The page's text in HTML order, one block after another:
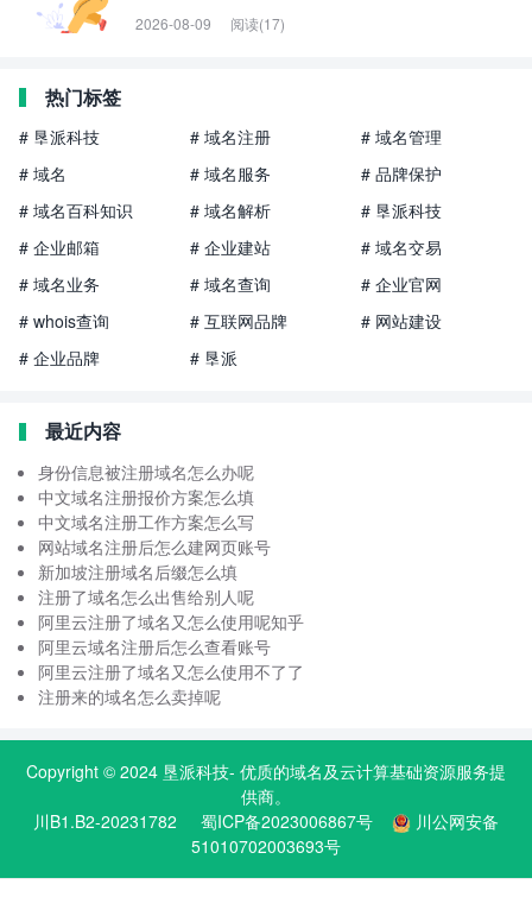
2026-08-09 阅读(17)
热门标签
# 垦派科技 # 域名注册
# 域名管理
# 域名
# 域名服务
# 品牌保护
# 域名百科知识
# 域名解析
# 垦派科技
# 企业邮箱
# 企业建站
# 域名交易
# 域名业务
# 域名查询
# 企业官网
# whois查询
# 互联网品牌
# 网站建设
# 企业品牌
# 垦派
最近内容
身份信息被注册域名怎么办呢
中文域名注册报价方案怎么填
中文域名注册工作方案怎么写
网站域名注册后怎么建网页账号
新加坡注册域名后缀怎么填
注册了域名怎么出售给别人呢
阿里云注册了域名又怎么使用呢知乎
阿里云域名注册后怎么查看账号
阿里云注册了域名又怎么使用不了了
注册来的域名怎么卖掉呢
Copyright © 2024 垦派科技- 优质的域名及云计算基础资源服务提
供商。
川B1.B2-20231782
蜀ICP备2023006867号
川公网安备
51010702003693号